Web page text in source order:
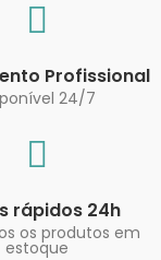
Profissional
24/7
rápidos 24h
os produtos em
estoque